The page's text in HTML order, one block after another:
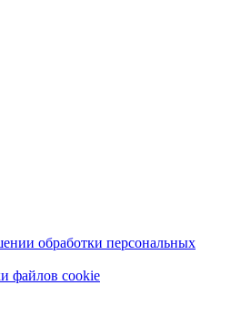
обработки персональных
файлов cookie